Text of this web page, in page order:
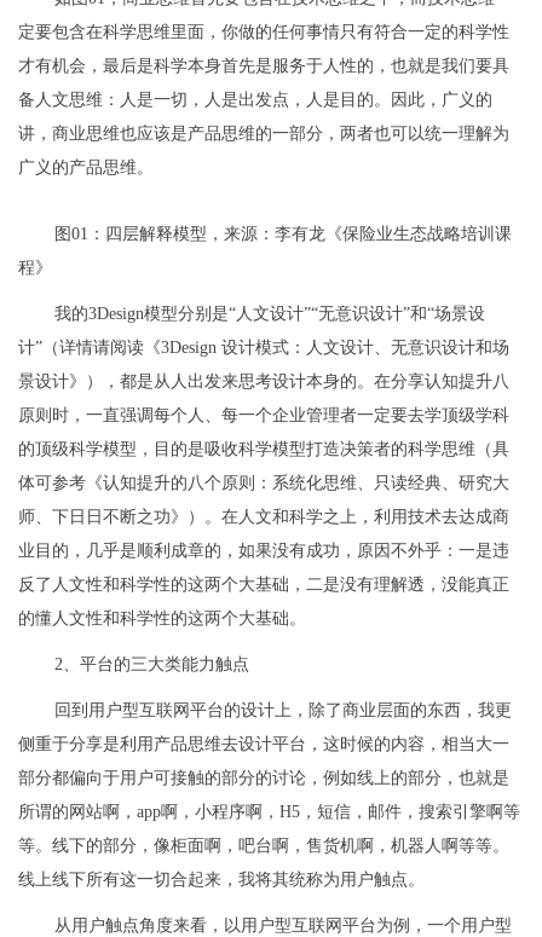
定要包含在科学思维里面，你做的任何事情只有符合一定的科学性
才有机会，最后是科学本身首先是服务于人性的，也就是我们要具
备人文思维：人是一切，人是出发点，人是目的。因此，广义的
讲，商业思维也应该是产品思维的一部分，两者也可以统一理解为
广义的产品思维。
图01：四层解释模型，来源：李有龙《保险业生态战略培训课
程》
我的3Design模型分别是“人文设计”“无意识设计”和“场景设
计”（详情请阅读《3Design 设计模式：人文设计、无意识设计和场
景设计》），都是从人出发来思考设计本身的。在分享认知提升八
原则时，一直强调每个人、每一个企业管理者一定要去学顶级学科
的顶级科学模型，目的是吸收科学模型打造决策者的科学思维（具
体可参考《认知提升的八个原则：系统化思维、只读经典、研究大
师、下日日不断之功》）。在人文和科学之上，利用技术去达成商
业目的，几乎是顺利成章的，如果没有成功，原因不外乎：一是违
反了人文性和科学性的这两个大基础，二是没有理解透，没能真正
的懂人文性和科学性的这两个大基础。
2、平台的三大类能力触点
回到用户型互联网平台的设计上，除了商业层面的东西，我更
侧重于分享是利用产品思维去设计平台，这时候的内容，相当大一
部分都偏向于用户可接触的部分的讨论，例如线上的部分，也就是
所谓的网站啊，app啊，小程序啊，H5，短信，邮件，搜索引擎啊等
等。线下的部分，像柜面啊，吧台啊，售货机啊，机器人啊等等。
线上线下所有这一切合起来，我将其统称为用户触点。
从用户触点角度来看，以用户型互联网平台为例，一个用户型